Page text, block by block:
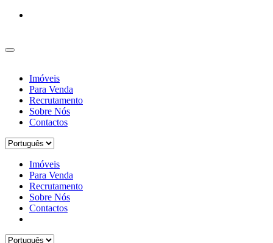
Imóveis
Para Venda
Recrutamento
Sobre Nós
Contactos
Imóveis
Para Venda
Recrutamento
Sobre Nós
Contactos